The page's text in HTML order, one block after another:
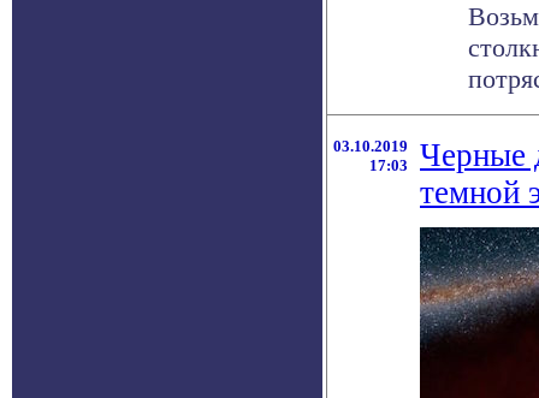
03.10.2019
17:03
Черные
темной